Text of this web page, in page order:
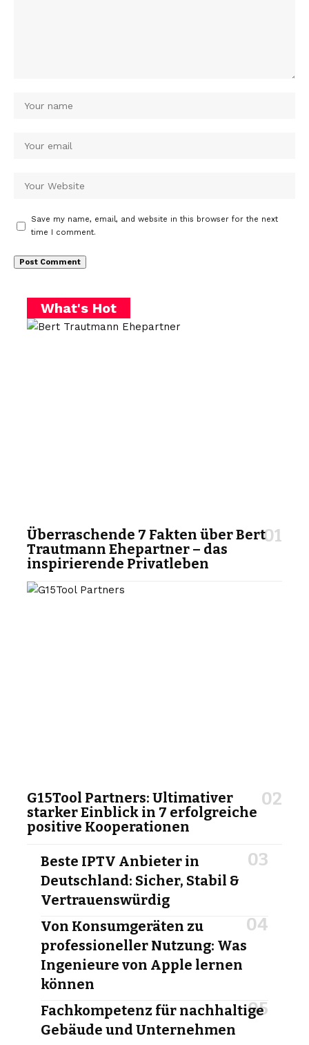
Save my name, email, and website in this browser for the next
time I comment.
What's Hot
Überraschende 7 Fakten über Bert
Trautmann Ehepartner – das
inspirierende Privatleben
G15Tool Partners: Ultimativer
starker Einblick in 7 erfolgreiche
positive Kooperationen
Beste IPTV Anbieter in
Deutschland: Sicher, Stabil &
Vertrauenswürdig
Von Konsumgeräten zu
professioneller Nutzung: Was
Ingenieure von Apple lernen
können
Fachkompetenz für nachhaltige
Gebäude und Unternehmen